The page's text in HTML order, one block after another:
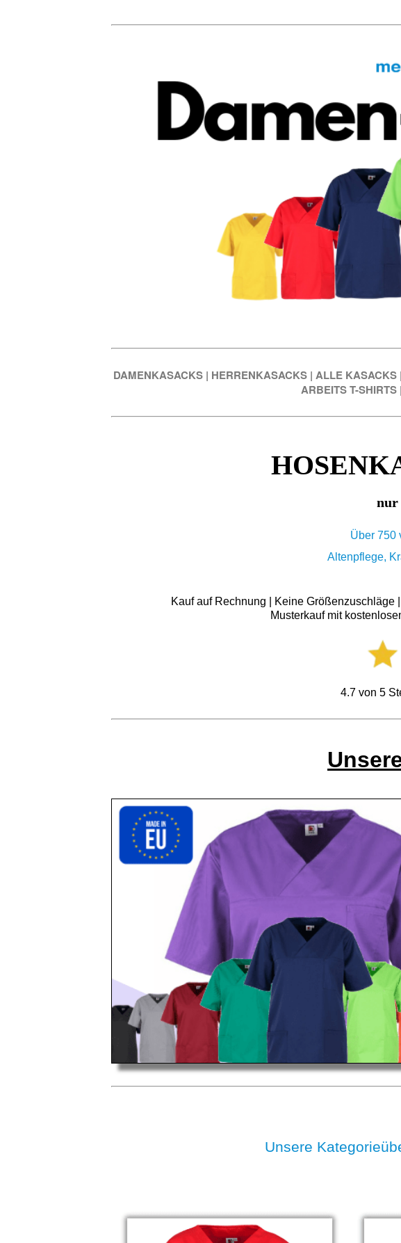
DAMENKASACKS | HERRENKASACKS | ALLE KASACKS |
ARBEITS T-SHIRTS |
nur
Über 750
Altenpflege,
Kauf auf Rechnung | Keine Größenzuschläge
Musterkauf mit
4.7von 5
Unsere